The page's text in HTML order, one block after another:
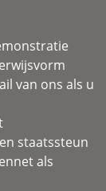
van ons als u
staatssteun
als